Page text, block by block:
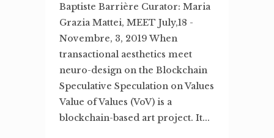
Baptiste Barrière Curator: Maria
Grazia Mattei, MEET July,18 -
Novembre, 3, 2019 When
transactional aesthetics meet
neuro-design on the Blockchain
Speculative Speculation on Values
Value of Values (VoV) is a
blockchain-based art project. It...